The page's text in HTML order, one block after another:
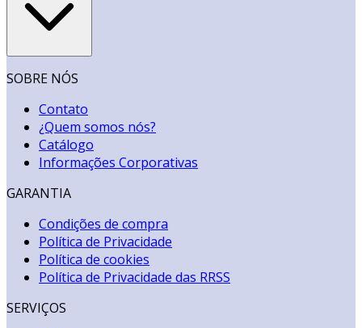
SOBRE NÓS
Contato
¿Quem somos nós?
Catálogo
Informações Corporativas
GARANTIA
Condições de compra
Política de Privacidade
Política de cookies
Política de Privacidade das RRSS
SERVIÇOS